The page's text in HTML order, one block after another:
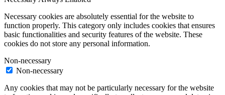
Necessary cookies are absolutely essential for the website to
function properly. This category only includes cookies that ensures
basic functionalities and security features of the website. These
cookies do not store any personal information.
Non-necessary
Non-necessary
Any cookies that may not be particularly necessary for the website